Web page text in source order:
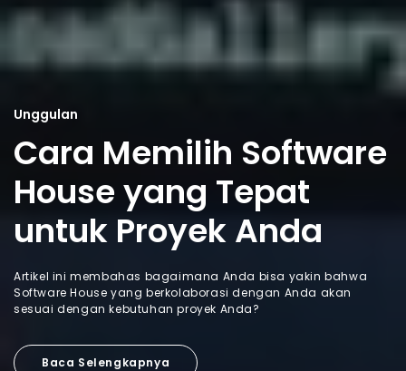
Unggulan
Cara Memilih Software
House yang Tepat
untuk Proyek Anda
Artikel ini membahas bagaimana Anda bisa yakin bahwa
Software House yang berkolaborasi dengan Anda akan
sesuai dengan kebutuhan proyek Anda?
Baca Selengkapnya